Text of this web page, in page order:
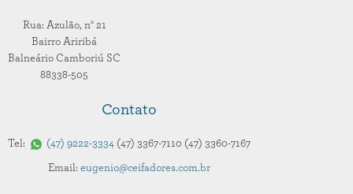
Rua: Azulão, n° 21
Bairro Ariribá
Balneário Camboriú SC
88338-505
Contato
Tel: 47 9222-3334 47 3367-7110 47 3360-7167
Email: eugenio@ceifadores.com.br